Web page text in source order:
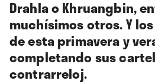
Drahla o Khruangbin,
muchísimos otros. Y
de esta primavera y
completando sus
contrarreloj.